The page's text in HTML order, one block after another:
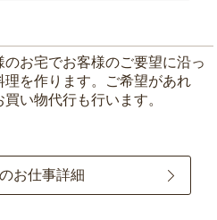
のお宅でお客様のご要望に沿っ
理を作ります。ご希望があれ
買い物代行も行います。
お仕事詳細